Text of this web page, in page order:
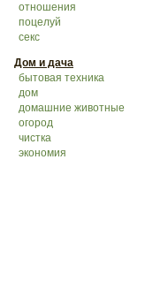
отношения
поцелуй
секс
Дом и дача
бытовая техника
дом
домашние животные
огород
чистка
экономия